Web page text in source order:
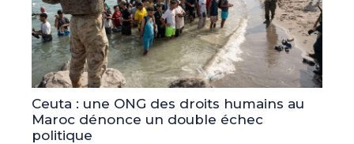
Ceuta : une ONG des droits humains au
Maroc dénonce un double échec
politique